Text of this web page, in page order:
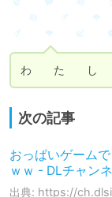
わ　　た　　し　
次の記事
おっぱいゲーム
ｗｗ - DLチャン
出典: https://